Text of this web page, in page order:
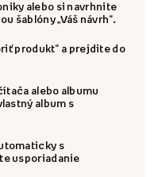
alebo si navrhnite
šablóny „Váš návrh“.
produkt“ a prejdite do
alebo albumu
album s
s
usporiadanie